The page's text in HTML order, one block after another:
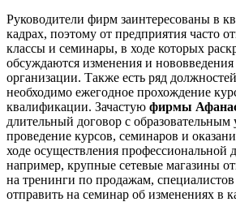
Руководители фирм заинтересованы в
кадрах, поэтому от предприятия часто
классы и семинары, в ходе которых
обсуждаются изменения и нововведения
организации. Также есть ряд
необходимо ежегодное прохождение
квалификации. Зачастую фирмы
длительный договор с
проведение курсов, семинаров и
ходе осуществления профессиональной
например, крупные сетевые магазины
на тренинги по продажам,
отправить на семинар об изменениях в